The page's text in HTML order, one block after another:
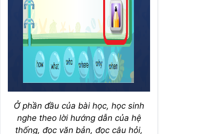
Ở phần đầu của bài học, học sinh
nghe theo lời hướng dẫn của hệ
thống, đọc văn bản, đọc câu hỏi,